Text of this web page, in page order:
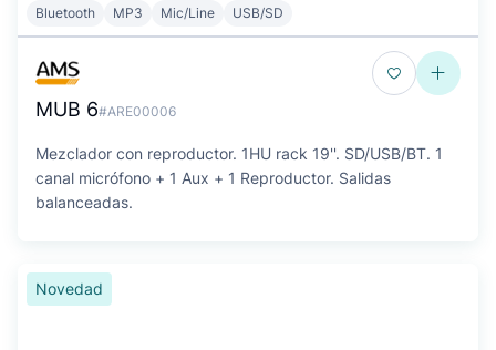
Bluetooth MP3 Mic/Line USB/SD
MUB 6#ARE00006
Mezclador con reproductor. 1HU rack 19''. SD/USB/BT. 1
canal micrófono + 1 Aux + 1 Reproductor. Salidas
balanceadas.
Novedad